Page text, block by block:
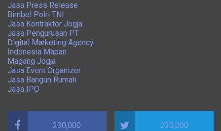
Jasa Press Release
Bimbel Polri TNI
Jasa Kontraktor Jogja
Jasa Pengurusan PT
Digital Marketing Agency
Indonesia Mapan
Magang Jogja
Jasa Event Organizer
Jasa Bangun Rumah
Jasa IPO
230,000 230,000